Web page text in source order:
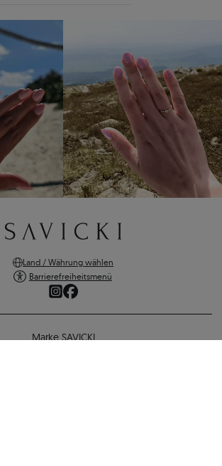
Land / Währung wählen
Barrierefreiheitsmenü
Marke SAVICKI